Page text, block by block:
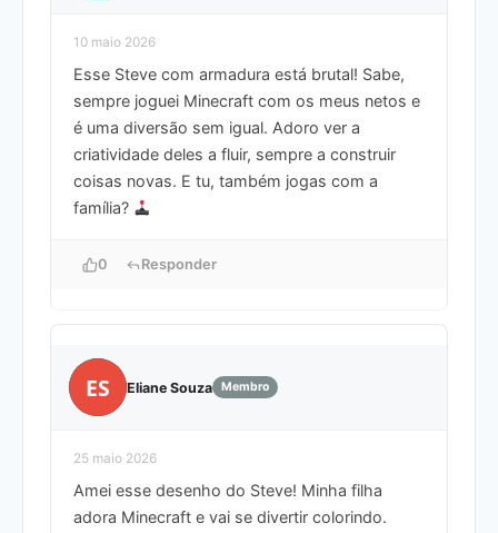
10 maio 2026
Esse Steve com armadura está brutal! Sabe,
sempre joguei Minecraft com os meus netos e
é uma diversão sem igual. Adoro ver a
criatividade deles a fluir, sempre a construir
coisas novas. E tu, também jogas com a
família?
0 Responder
ES Eliane Souza Membro
25 maio 2026
Amei esse desenho do Steve! Minha filha
adora Minecraft e vai se divertir colorindo.